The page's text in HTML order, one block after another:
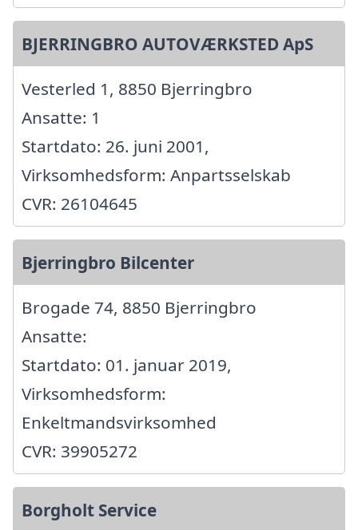
BJERRINGBRO AUTOVÆRKSTED ApS
Vesterled 1, 8850 Bjerringbro
Ansatte: 1
Startdato: 26. juni 2001,
Virksomhedsform: Anpartsselskab
CVR: 26104645
Bjerringbro Bilcenter
Brogade 74, 8850 Bjerringbro
Ansatte:
Startdato: 01. januar 2019,
Virksomhedsform:
Enkeltmandsvirksomhed
CVR: 39905272
Borgholt Service